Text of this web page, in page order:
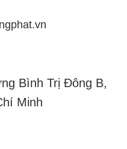
Bình Trị Đông B,
Minh
CHẤT ĐẮC TRƯỜNG